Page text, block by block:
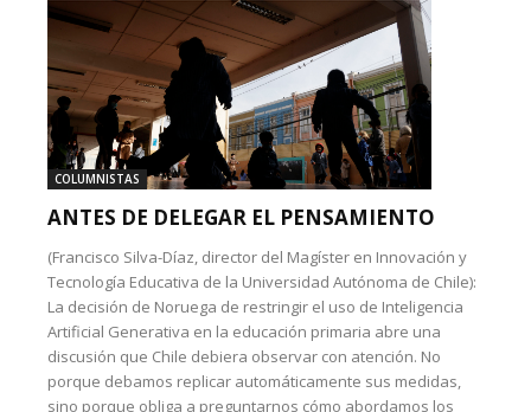
COLUMNISTAS
ANTES DE DELEGAR EL PENSAMIENTO
(Francisco Silva-Díaz, director del Magíster en Innovación y
Tecnología Educativa de la Universidad Autónoma de Chile):
La decisión de Noruega de restringir el uso de Inteligencia
Artificial Generativa en la educación primaria abre una
discusión que Chile debiera observar con atención. No
porque debamos replicar automáticamente sus medidas,
sino porque obliga a preguntarnos cómo abordamos los